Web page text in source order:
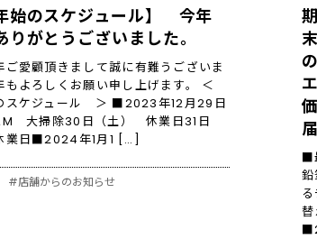
始のスケジュール】 今年
りがとうございました。
ご愛顧頂きまして誠に有難うございま
もよろしくお願い申し上げます。 ＜
スケジュール ＞ ■2023年12月29日
大掃除30日（土） 休業日31日
業日■2024年1月1 […]
#店舗からのお知らせ
■